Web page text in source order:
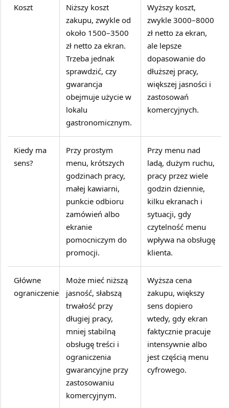
Koszt
Niższy koszt
zakupu, zwykle od
około 1500–3500
zł netto za ekran.
Trzeba jednak
sprawdzić, czy
gwarancja
obejmuje użycie w
lokalu
gastronomicznym.
Wyższy koszt,
zwykle 3000–8000
zł netto za ekran,
ale lepsze
dopasowanie do
dłuższej pracy,
większej jasności i
zastosowań
komercyjnych.
Kiedy ma
sens?
Przy prostym
menu, krótszych
godzinach pracy,
małej kawiarni,
punkcie odbioru
zamówień albo
ekranie
pomocniczym do
promocji.
Przy menu nad
ladą, dużym ruchu,
pracy przez wiele
godzin dziennie,
kilku ekranach i
sytuacji, gdy
czytelność menu
wpływa na obsługę
klienta.
Główne
ograniczenie
Może mieć niższą
jasność, słabszą
trwałość przy
długiej pracy,
mniej stabilną
obsługę treści i
ograniczenia
gwarancyjne przy
zastosowaniu
komercyjnym.
Wyższa cena
zakupu, większy
sens dopiero
wtedy, gdy ekran
faktycznie pracuje
intensywnie albo
jest częścią menu
cyfrowego.